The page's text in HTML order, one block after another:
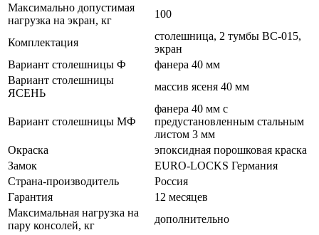
Максимально допустимая
нагрузка на экран, кг
100
Комплектация
столешница, 2 тумбы ВС-015,
экран
Вариант столешницы Ф
фанера 40 мм
Вариант столешницы
ЯСЕНЬ
массив ясеня 40 мм
Вариант столешницы МФ
фанера 40 мм с
предустановленным стальным
листом 3 мм
Окраска
эпоксидная порошковая краска
Замок
EURO-LOCKS Германия
Страна-производитель
Россия
Гарантия
12 месяцев
Максимальная нагрузка на
пару консолей, кг
дополнительно